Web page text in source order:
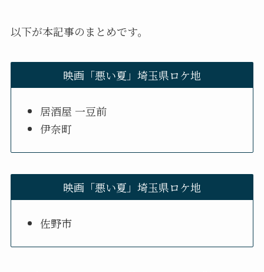
以下が本記事のまとめです。
映画「悪い夏」埼玉県ロケ地
居酒屋 一豆前
伊奈町
映画「悪い夏」埼玉県ロケ地
佐野市